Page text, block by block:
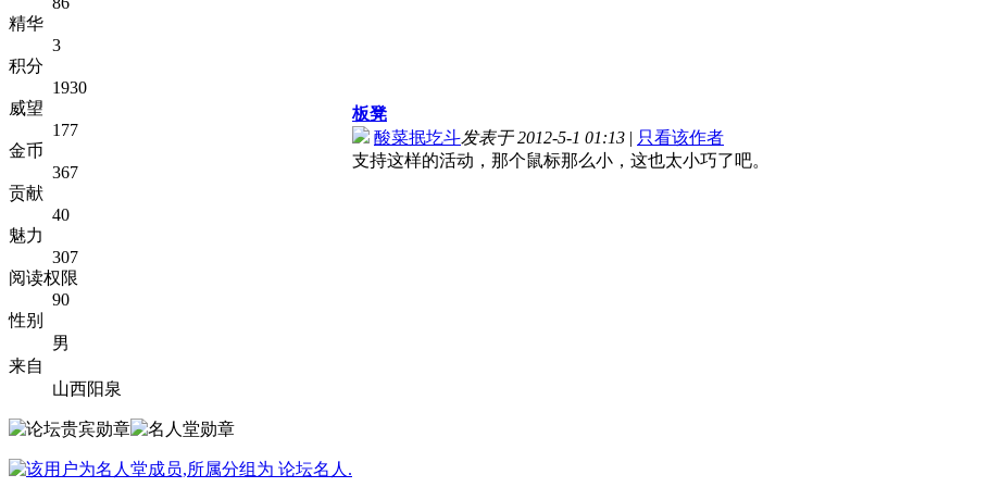
精华
3
积分
1930
威望
177
金币
367
贡献
40
魅力
307
阅读权限
90
性别
男
来自
山西阳泉
板凳
酸菜抿圪斗发表于 2012-5-1 01:13 | 只看该作者
支持这样的活动，那个鼠标那么小，这也太小巧了吧。